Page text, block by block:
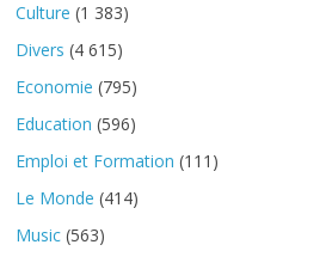
Culture (1 383)
Divers (4 615)
Economie (795)
Education (596)
Emploi et Formation (111)
Le Monde (414)
Music (563)